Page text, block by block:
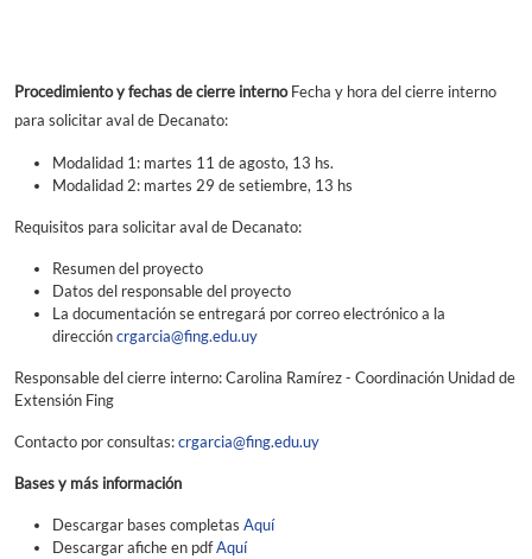
Procedimiento y fechas de cierre internoFecha y hora del cierre interno
para solicitar aval de Decanato:
Modalidad 1: martes 11 de agosto, 13 hs.
Modalidad 2: martes 29 de setiembre, 13 hs
Requisitos para solicitar aval de Decanato:
Resumen del proyecto
Datos del responsable del proyecto
La documentación se entregará por correo electrónico a la
direccióncrgarcia@fing.edu.uy
Responsable del cierre interno: Carolina Ramírez - Coordinación Unidad de
Extensión Fing
Contacto por consultas:crgarcia@fing.edu.uy
Bases y más información
Descargar bases completas Aquí
Descargar afiche en pdfAquí